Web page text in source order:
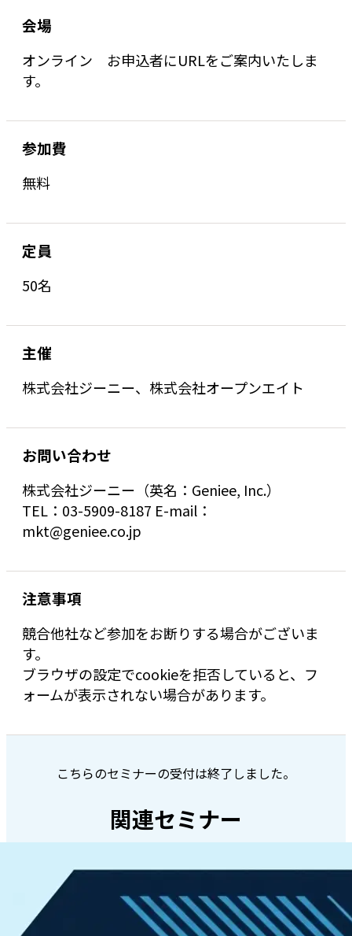
会場
オンライン お申込者にURLをご案内いたしま
す。
参加費
無料
定員
50名
主催
株式会社ジーニー、株式会社オープンエイト
お問い合わせ
株式会社ジーニー（英名：Geniee, Inc.）
TEL：03-5909-8187 E-mail：
mkt@geniee.co.jp
注意事項
競合他社など参加をお断りする場合がございま
す。
ブラウザの設定でcookieを拒否していると、フ
ォームが表示されない場合があります。
こちらのセミナーの受付は終了しました。
関連セミナー